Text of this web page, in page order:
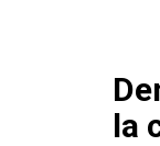
la